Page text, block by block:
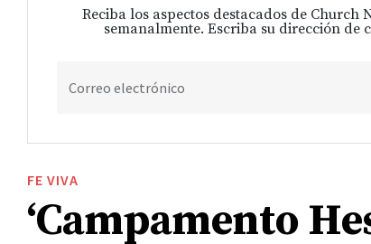
Reciba los aspectos destacados de Church
semanalmente. Escriba su dirección de
Correo electrónico
FE VIVA
‘Campamento